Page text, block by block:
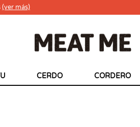
(ver más)
CERDO CORDERO